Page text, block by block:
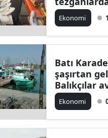
Hamsi 350,
TLEkonomi
Batı
şaşırtan
Balıkçılar
kapattı
Ekonomi